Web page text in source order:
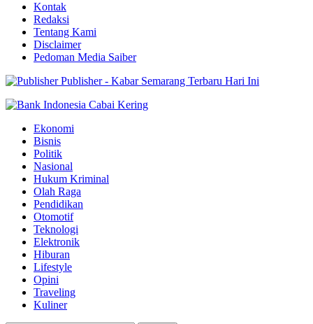
Kontak
Redaksi
Tentang Kami
Disclaimer
Pedoman Media Saiber
Publisher - Kabar Semarang Terbaru Hari Ini
Ekonomi
Bisnis
Politik
Nasional
Hukum Kriminal
Olah Raga
Pendidikan
Otomotif
Teknologi
Elektronik
Hiburan
Lifestyle
Opini
Traveling
Kuliner